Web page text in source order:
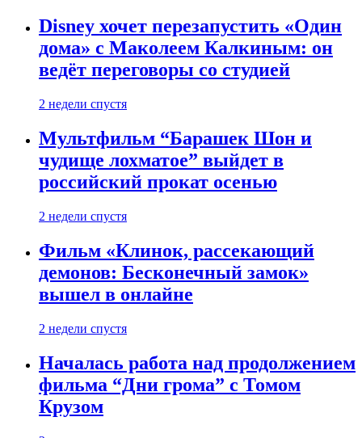
Disney хочет перезапустить «Один
дома» с Маколеем Калкиным: он
ведёт переговоры со студией
2 недели спустя
Мультфильм “Барашек Шон и
чудище лохматое” выйдет в
российский прокат осенью
2 недели спустя
Фильм «Клинок, рассекающий
демонов: Бесконечный замок»
вышел в онлайне
2 недели спустя
Началась работа над продолжением
фильма “Дни грома” с Томом
Крузом